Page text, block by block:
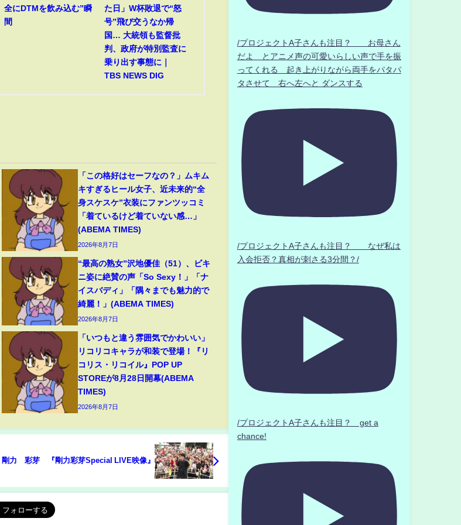
全にDTMを飲み込む”瞬
間
た日」W杯敗退で“怒
号”飛び交うなか帰
国… 大統領も監督批
判、政府が特別監査に
乗り出す事態に｜
TBS NEWS DIG
「この格好はセーフなの？」ムキム
キすぎるヒール女子、近未来的“全
身スケスケ”衣装にファンツッコミ
「着ているけど着ていない感…」
(ABEMA TIMES)
2026年8月7日
“最高の熟女”沢地優佳（51）、ビキ
ニ姿に絶賛の声「So Sexy！」「ナ
イスバディ」「隅々までも魅力的で
綺麗！」(ABEMA TIMES)
2026年8月7日
「いつもと違う雰囲気でかわいい」
リコリコキャラが和装で登場！『リ
コリス・リコイル』POP UP
STOREが8月28日開幕(ABEMA
TIMES)
2026年8月7日
剛力 彩芽 『剛力彩芽Special LIVE映像』
/プロジェクトA子さんも注目？ お母さん
だよ とアニメ声の可愛いらしい声で手を振
ってくれる 起き上がりながら両手をパタパ
タさせて 右へ左へと ダンスする
/プロジェクトA子さんも注目？ なぜ私は
入会拒否？真相が刺さる3分間？/
/プロジェクトA子さんも注目？ get a
chance!